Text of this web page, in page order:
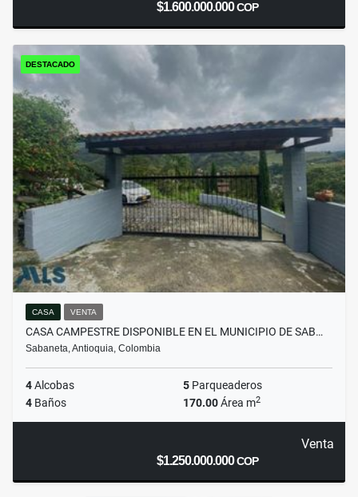
$1.600.000.000COP
DESTACADO
CASA VENTA
CASA CAMPESTRE DISPONIBLE EN EL MUNICIPIO DE SAB…
Sabaneta, Antioquia, Colombia
4Alcobas 5 Parqueaderos
4 Baños 170.00Área m2
Venta
$1.250.000.000COP